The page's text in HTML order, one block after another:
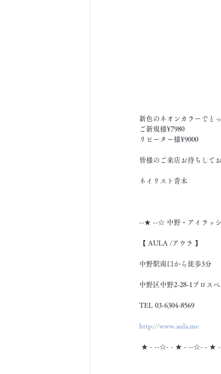
新色のネオンカラーでと
ご新規様¥7980
リピーター様¥9000
皆様のご来店お待ちして
ネイリスト青木
--★ --☆ 中野・アイラッ
【 AULA /アウラ 】
中野駅南口から徒歩3分
中野区中野2-28-1プロス
TEL 03-6304-8569
http://www.aula.me
★ - --☆- - ★ - --☆- - ★